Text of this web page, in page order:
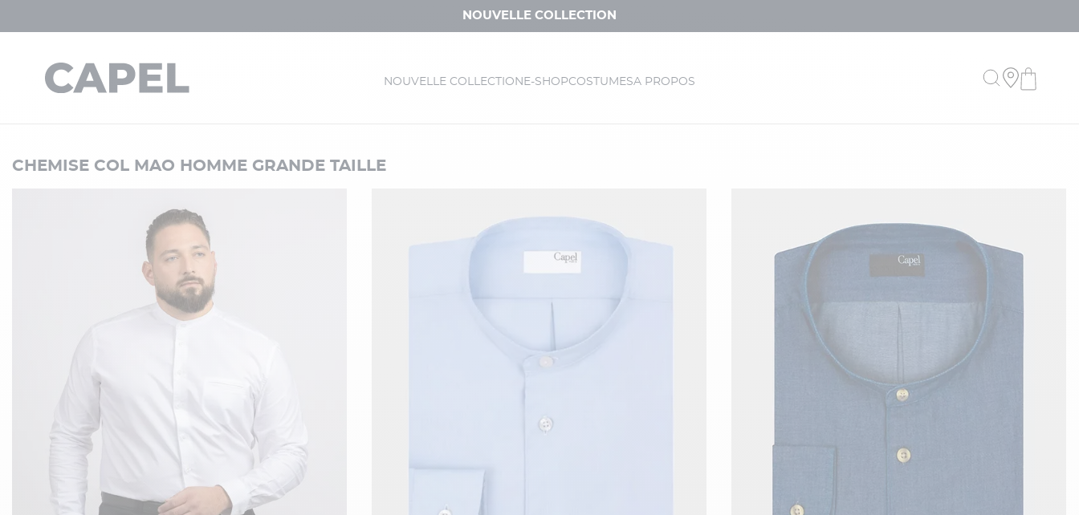
NOUVELLE COLLECTION
NOUVELLE COLLECTION E-SHOPCOSTUMESA PROPOS
CHEMISE COL MAO HOMME GRANDE TAILLE